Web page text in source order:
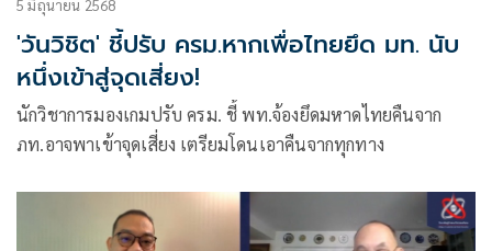
5 มิถุนายน 2568
'วันวิชิต' ชี้ปรับ ครม.หากเพื่อไทยยึด มท. นับ
หนึ่งเข้าสู่จุดเสี่ยง!
นักวิชาการมองเกมปรับ ครม. ชี้ พท.จ้องยึดมหาดไทยคืนจาก
ภท.อาจพาเข้าจุดเสี่ยง เตรียมโดนเอาคืนจากทุกทาง